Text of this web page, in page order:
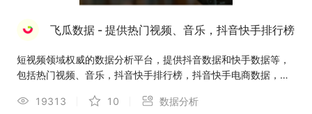
飞瓜数据 - 提供热门视频、音乐，抖音快手排行榜
短视频领域权威的数据分析平台，提供抖音数据和快手数据等，
包括热门视频、音乐，抖音快手排行榜，抖音快手电商数据，视
19313
10 数据分析